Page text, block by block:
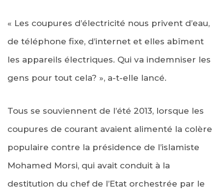
« Les coupures d’électricité nous privent d’eau,
de téléphone fixe, d’internet et elles abîment
les appareils électriques. Qui va indemniser les
gens pour tout cela? », a-t-elle lancé.
Tous se souviennent de l’été 2013, lorsque les
coupures de courant avaient alimenté la colère
populaire contre la présidence de l’islamiste
Mohamed Morsi, qui avait conduit à la
destitution du chef de l’Etat orchestrée par le